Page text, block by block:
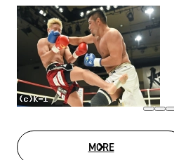
MOREPHOTO GALLERY